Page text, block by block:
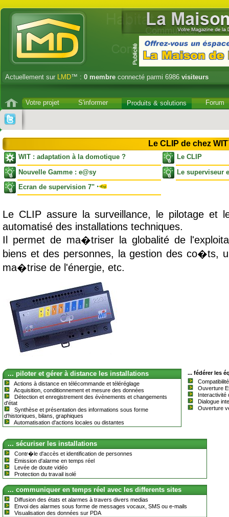
Actuellement sur LMD™ : 0 membre connecté parmi 6986 visiteurs
Votre projet S'informer Produits & solutions Forum
Le CLIP de chez
WIT : adaptation à la domotique ?
Le CLIP
Nouvelle Gamme : e@sy
Le superviseur
Ecran de supervision 7"
Le CLIP assure la surveillance, le pilotage et
automatisé des installations techniques.
Il permet de ma�triser la globalité de
biens et des personnes, la gestion des co�ts,
ma�trise de l'énergie, etc.
... piloter et gérer à distance les installations
Actions à distance en télécommande et téléréglage
Acquisition, conditionnement et mesure des données
Détection et enregistrement des évènements et changements
d'état
Synthèse et présentation des informations sous forme
d'historiques, bilans, graphiques
Automatisation d'actions locales ou distantes
... fédérer les
Ouverture
Interactivité
Dialogue
Ouverture
... sécuriser les installations
Contr�le d'accès et identification de personnes
Emission d'alarme en temps réel
Levée de doute vidéo
Protection du travail isolé
... communiquer en temps réel avec les differents sites
Diffusion des états et alarmes à travers divers medias
Envoi des alarmes sous forme de messages vocaux, SMS ou e-mails
Visualisation des données sur PDA